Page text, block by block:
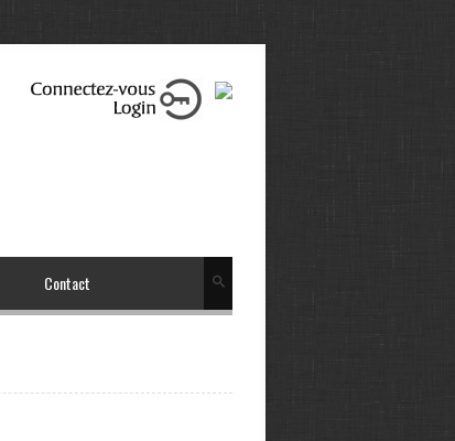
Contact